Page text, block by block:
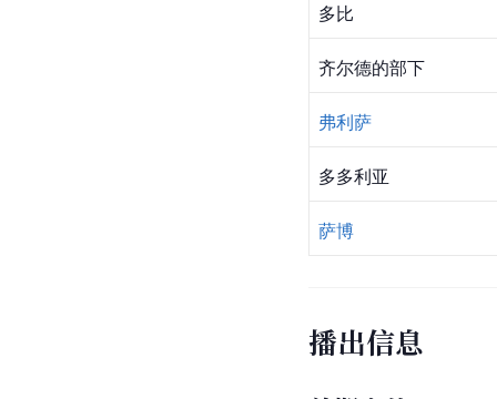
多比
齐尔德的部下
弗利萨
多多利亚
萨博
播出信息